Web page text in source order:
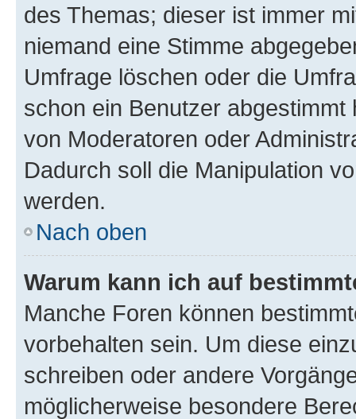
des Themas; dieser ist immer
niemand eine Stimme
Umfrage löschen oder die
schon ein Benutzer
von Moderatoren oder
Dadurch soll die Manipulation
werden.
Nach oben
Warum kann ich auf
Manche Foren können
vorbehalten sein. Um diese
schreiben oder andere
möglicherweise besondere